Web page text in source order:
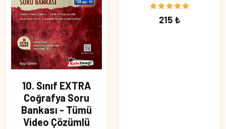
10. Sınıf EXTRA
Coğrafya Soru
Bankası - Tümü
Video Çözümlü
215 ₺